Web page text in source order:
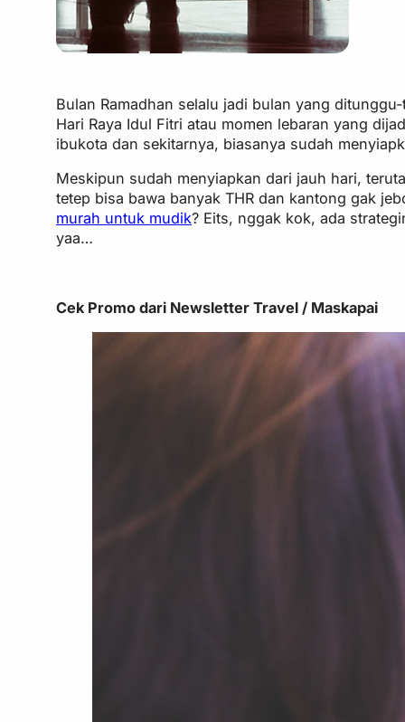
Bulan Ramadhan selalu jadi bulan yang
Hari Raya Idul Fitri atau momen lebaran yang
ibukota dan sekitarnya, biasanya sudah
Meskipun sudah menyiapkan dari jauh hari,
tetep bisa bawa banyak THR dan kantong gak
murah untuk mudik? Eits, nggak kok, ada
yaa…
Cek Promo dari Newsletter Travel / Maskapai